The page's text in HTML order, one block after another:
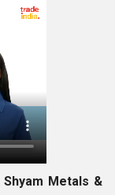
Shyam Metals &